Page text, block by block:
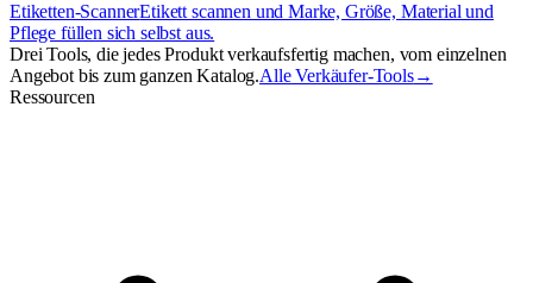
Etiketten-ScannerEtikett scannen und Marke, Größe, Material und
Pflege füllen sich selbst aus.
Drei Tools, die jedes Produkt verkaufsfertig machen, vom einzelnen
Angebot bis zum ganzen Katalog.Alle Verkäufer-Tools→
Ressourcen